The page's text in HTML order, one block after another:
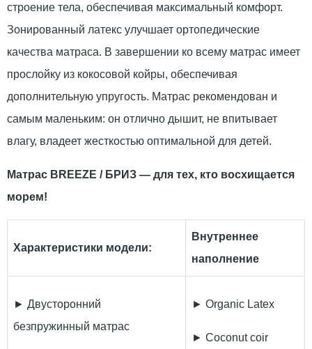
строение тела, обеспечивая максимальный комфорт.
Зонированный латекс улучшает ортопедические
качества матраса. В завершении ко всему матрас имеет
прослойку из кокосовой койры, обеспечивая
дополнительную упругость. Матрас рекомендован и
самым маленьким: он отлично дышит, не впитывает
влагу, владеет жесткостью оптимальной для детей.
Матрас BREEZE / БРИЗ — для тех, кто восхищается
морем!
Характеристики модели:
Внутреннее
наполнение
► Двусторонний
безпружинный матрас
► Organic Latex
► Coconut coir